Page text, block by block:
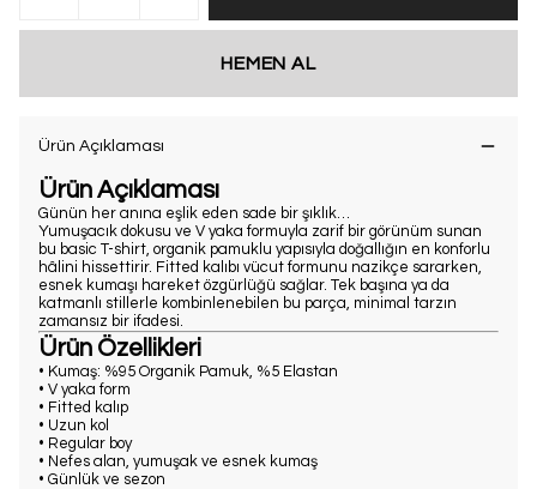
HEMEN AL
Ürün Açıklaması
Ürün Açıklaması
Günün her anına eşlik eden sade bir şıklık…
Yumuşacık dokusu ve V yaka formuyla zarif bir görünüm sunan
bu basic T-shirt, organik pamuklu yapısıyla doğallığın en konforlu
hâlini hissettirir. Fitted kalıbı vücut formunu nazikçe sararken,
esnek kumaşı hareket özgürlüğü sağlar. Tek başına ya da
katmanlı stillerle kombinlenebilen bu parça, minimal tarzın
zamansız bir ifadesi.
Ürün Özellikleri
• Kumaş: %95 Organik Pamuk, %5 Elastan
• V yaka form
• Fitted kalıp
• Uzun kol
• Regular boy
• Nefes alan, yumuşak ve esnek kumaş
• Günlük ve sezon